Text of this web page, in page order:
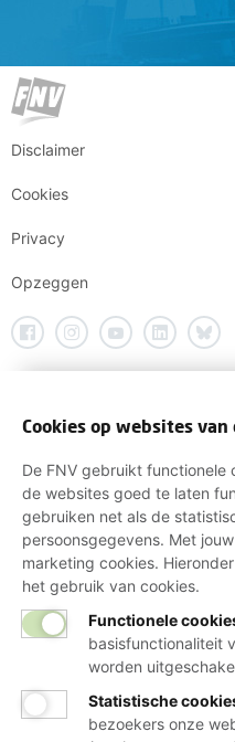
Disclaimer
Cookies
Privacy
Opzeggen
Cookies op websites van
De FNV gebruikt functionele
de websites goed te laten
gebruiken net als de
persoonsgegevens. Met
marketing cookies.
het gebruik van cookies.
Functionele
basisfunctionaliteit
worden
Statistische
bezoekers onze